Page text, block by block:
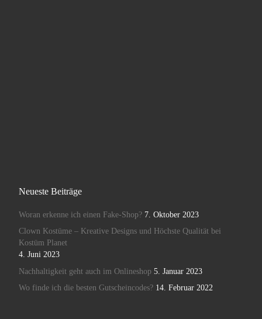
Neueste Beiträge
Woran erkenne ich einen Fake-Shop? 7. Oktober 2023
Clown Kostüme – Kreative Designs und Höchste Qualität bei
Kostüm Planet
4. Juni 2023
Nachhaltigkeit geht auch im Onlineshop 5. Januar 2023
Wo finde ich die besten Gutscheincodes? 14. Februar 2022